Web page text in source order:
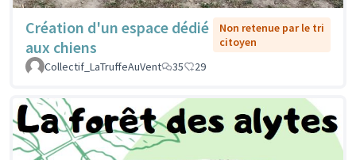
Création d'un espace dédié
aux chiens
Non retenue par le tri
citoyen
Collectif_LaTruffeAuVent
35 29